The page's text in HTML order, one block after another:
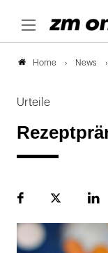
Home News
Urteile
FacebookPlattform